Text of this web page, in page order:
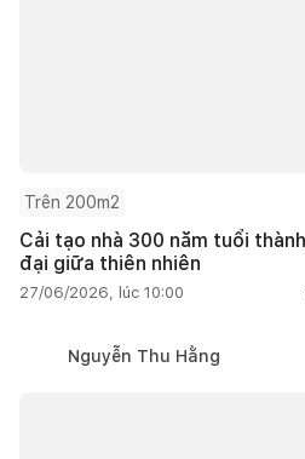
Trên 200m2
Cải tạo nhà 300 năm tuổi
đại giữa thiên nhiên
27/06/2026, lúc 10:00
Nguyễn Thu Hằng